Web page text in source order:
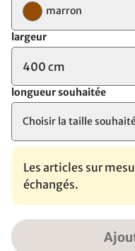
marron
largeur
400 cm
longueur souhaitée
Choisir la taille
Les articles sur
échangés.